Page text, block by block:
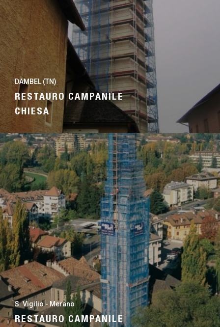
DAMBEL (TN)
RESTAURO CAMPANILE
CHIESA
S. Vigilio - Merano
RESTAURO CAMPANILE